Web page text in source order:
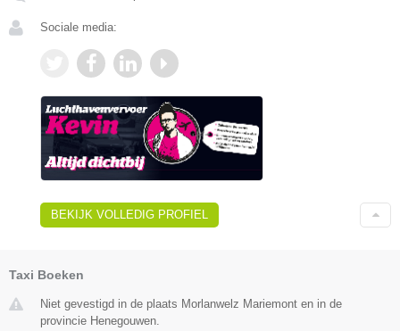
Sociale media:
BEKIJK VOLLEDIG PROFIEL
Taxi Boeken
Niet gevestigd in de plaats Morlanwelz Mariemont en in de
provincie Henegouwen.